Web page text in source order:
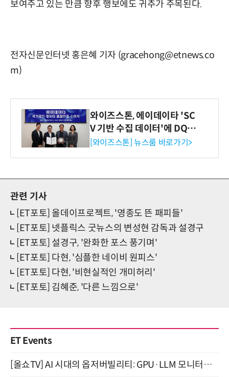
보여주고 있는 만큼 향후 행보에도 귀추가 주목된다.
전자신문인터넷 홍은혜 기자 (gracehong@etnews.co
m)
와이즈스톤, 에이데이타 'SC
V 기반 수집 데이터'에 DQ인
증 최고 등급 수여
[와이즈스톤] 뉴스룸 바로가기>
관련 기사
[ET포토] 올데이프로젝트, '영종도 뜬 패피들'
[ET포토] 넷플릭스 굿뉴스의 변성현 감독과 설경구
[ET포토] 설경구, '완화한 포스 풍기며'
[ET포토] 다현, '심플한 네이비 원피스'
[ET포토] 다현, '비현실적인 개미허리'
[ET포토] 김혜준, '다른 느낌으로'
ET Events
[올쇼TV] AI 시대의 옵저버빌리티: GPU·LLM 모니터링부터 AI 기반 장애 대응까지 (8/11 생방송)